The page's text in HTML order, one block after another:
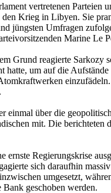
vertretenen Parteien
Krieg in Libyen. Sie
jüngsten Umfragen
Marine Le
Grund reagierte Sarkozy
hatte, um auf die
einmal über die
mit. Die berichteten
ernste Regierungskrise
sich daraufhin
umgesetzt,
geschoben werden.